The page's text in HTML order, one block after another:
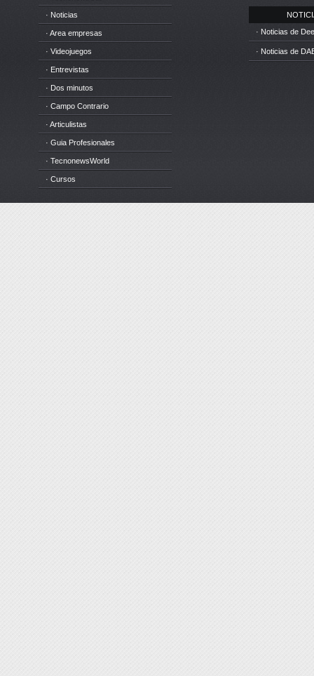
· Noticias
· Area empresas
· Videojuegos
· Entrevistas
· Dos minutos
· Campo Contrario
· Articulistas
· Guia Profesionales
· TecnonewsWorld
· Cursos
· Noticias de
· Noticias de